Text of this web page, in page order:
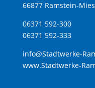
66877 Ramstein-
06371 592-300
06371 592-333
info@Stadtwerke-
www.Stadtwerke-